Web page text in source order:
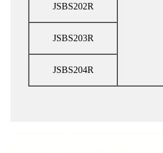
JSBS202R
JSBS203R
JSBS204R